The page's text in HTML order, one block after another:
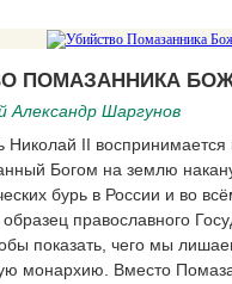
ПОМАЗАННИКА
Александр Шаргунов
Николай II воспринимается
Богом на землю
бурь в России и во
православного
показать, чего мы
монархию. Вместо